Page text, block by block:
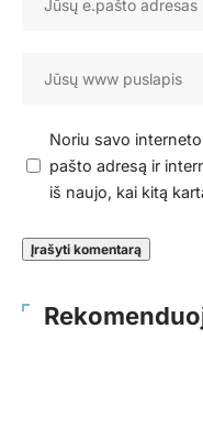
Noriu savo
pašto adresą ir
iš naujo, kai kitą